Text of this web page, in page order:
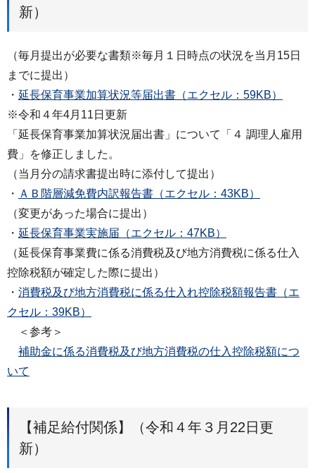
新）
（毎月提出が必要な書類※毎月１日時点の状況を当月15日
までに提出）
・ 延長保育事業加算状況等届出書（エクセル：59KB）
※令和４年4月11日更新
「延長保育事業加算状況届出書」について「４ 調理人雇用
費」を修正しました。
（当月分の請求書提出時に添付して提出）
・ ＡＢ階層減免費内訳報告書（エクセル：43KB）
（変更があった場合に提出）
・ 延長保育事業実施届（エクセル：47KB）
（延長保育事業費に係る消費税及び地方消費税に係る仕入
控除税額が確定した際に提出）
・ 消費税及び地方消費税に係る仕入れ控除税額報告書（エ
クセル：39KB）
＜参考＞
補助金に係る消費税及び地方消費税の仕入控除税額につ
いて
【補足給付関係】（令和４年３月22日更
新）